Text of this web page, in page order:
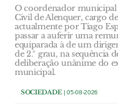
O coordenador municipal
Civil de Alenquer, cargo
actualmente por Tiago
passar a auferir uma
equiparada à de um
de 2.º grau, na sequência
deliberação unânime do
municipal.
SOCIEDADE| 05-08-2026